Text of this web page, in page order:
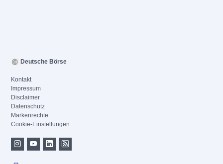
Deutsche Börse
Kontakt
Impressum
Disclaimer
Datenschutz
Markenrechte
Cookie-Einstellungen